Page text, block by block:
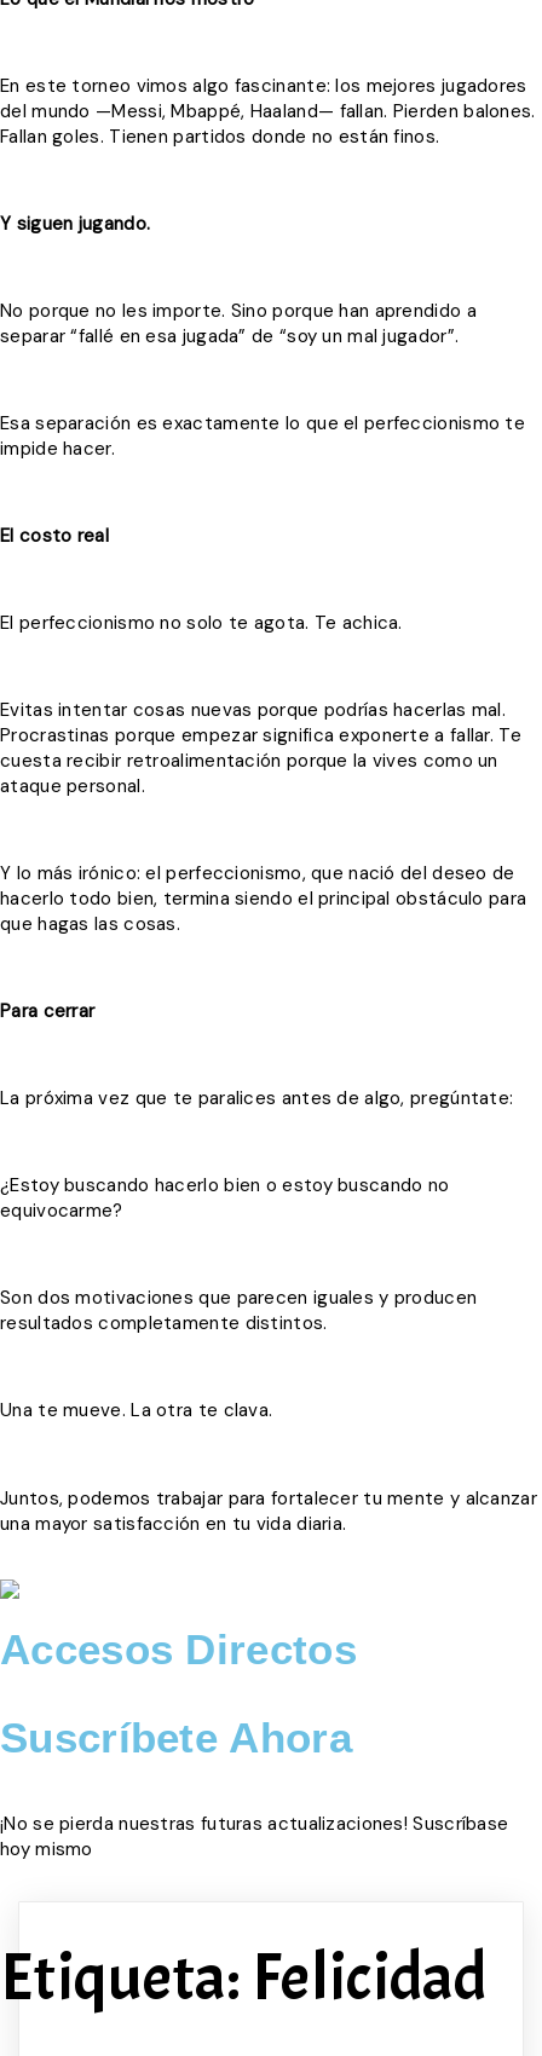
En este torneo vimos algo fascinante: los mejores jugadores
del mundo —Messi, Mbappé, Haaland— fallan. Pierden balones.
Fallan goles. Tienen partidos donde no están finos.
Y siguen jugando.
No porque no les importe. Sino porque han aprendido a
separar “fallé en esa jugada” de “soy un mal jugador”.
Esa separación es exactamente lo que el perfeccionismo te
impide hacer.
El costo real
El perfeccionismo no solo te agota. Te achica.
Evitas intentar cosas nuevas porque podrías hacerlas mal.
Procrastinas porque empezar significa exponerte a fallar. Te
cuesta recibir retroalimentación porque la vives como un
ataque personal.
Y lo más irónico: el perfeccionismo, que nació del deseo de
hacerlo todo bien, termina siendo el principal obstáculo para
que hagas las cosas.
Para cerrar
La próxima vez que te paralices antes de algo, pregúntate:
¿Estoy buscando hacerlo bien o estoy buscando no
equivocarme?
Son dos motivaciones que parecen iguales y producen
resultados completamente distintos.
Una te mueve. La otra te clava.
Juntos, podemos trabajar para fortalecer tu mente y alcanzar
una mayor satisfacción en tu vida diaria.
Accesos Directos
Suscríbete Ahora
¡No se pierda nuestras futuras actualizaciones! Suscríbase
hoy mismo
Etiqueta: Felicidad